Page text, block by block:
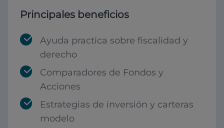
Principales beneficios
Ayuda practica sobre fiscalidad y
derecho
Comparadores de Fondos y
Acciones
Estrategias de inversión y carteras
modelo